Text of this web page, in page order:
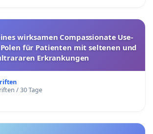
wirksamen Compassionate Use-
für Patienten mit seltenen und
Erkrankungen
/ 30 Tage